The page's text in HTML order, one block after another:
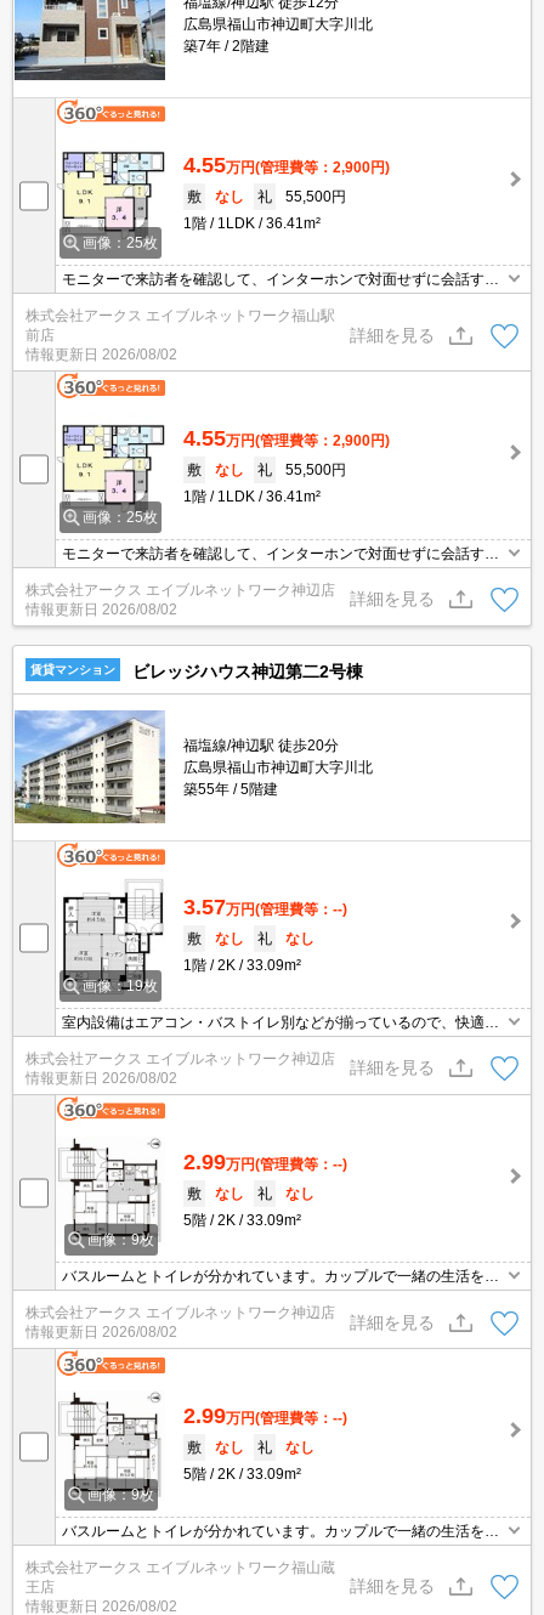
広島県福山市神辺町大字川北
築7年
2階建
画像：25枚
4.55万円(管理費等：2,900円)
敷
なし 礼
55,500円
1階
1LDK 36.41m²
モニターで来訪者を確認して、インターホンで対面せずに会話する
ことができます。収納はウォークインクロゼット・床下収納など豊
富なので、衣類や履き物の整理がしやすく便利です。室内設備は浴
室乾燥機・洗面所独立など充実した設備を備え付けています。こち
らの物件は駐車場が月額3300円でご利用いただけます。
株式会社アークス エイブルネットワーク福山駅
前店
情報更新日 2026/08/02
詳細を見る
画像：25枚
4.55万円(管理費等：2,900円)
敷
なし 礼
55,500円
1階
1LDK 36.41m²
モニターで来訪者を確認して、インターホンで対面せずに会話する
ことができます。収納はウォークインクロゼット・床下収納など豊
富なので、衣類や履き物の整理がしやすく便利です。室内設備は浴
室乾燥機・洗面所独立など充実した設備を備え付けています。こち
らの物件は駐車場が月額3300円でご利用いただけます。
株式会社アークス エイブルネットワーク神辺店
情報更新日 2026/08/02
詳細を見る
賃貸マンション ビレッジハウス神辺第二2号棟
福塩線/神辺駅 徒歩20分
広島県福山市神辺町大字川北
築55年
5階建
画像：19枚
3.57万円(管理費等：--)
敷
なし 礼
なし
1階
2K 33.09m²
室内設備はエアコン・バストイレ別などが揃っているので、快適に
過ごしやすいお部屋になります。利便性の高い魅力溢れる角部屋は
こちらとなっております。2Kなので、様々な部屋の使い方ができま
す。造りとデザインに関して、自信をもって情報を提供できるマン
ションです。バルコニー付きの物件です。
株式会社アークス エイブルネットワーク神辺店
情報更新日 2026/08/02
詳細を見る
画像：9枚
2.99万円(管理費等：--)
敷
なし 礼
なし
5階
2K 33.09m²
バスルームとトイレが分かれています。カップルで一緒の生活をす
ョンタイプの物件です。バルコニー付きの物件です。駐車場に空き
があるので車を所有している方も安心です。
株式会社アークス エイブルネットワーク神辺店
情報更新日 2026/08/02
詳細を見る
画像：9枚
2.99万円(管理費等：--)
敷
なし 礼
なし
5階
2K 33.09m²
バスルームとトイレが分かれています。カップルで一緒の生活をす
るならキッチンもある2Kが好評です。防犯対策もバッチリなマンシ
ョンタイプの物件です。バルコニー付きの物件です。駐車場に空き
があるので車を所有している方も安心です。
株式会社アークス エイブルネットワーク福山蔵
王店
情報更新日 2026/08/02
詳細を見る